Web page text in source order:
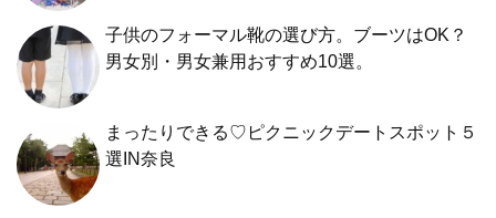
子供のフォーマル靴の選び方。ブーツはOK？
男女別・男女兼用おすすめ10選。
まったりできる♡ピクニックデートスポット５
選IN奈良